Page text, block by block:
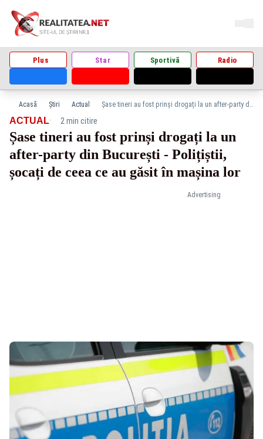
Plus Star Sportivă Radio
Acasă Știri Actual Șase tineri au fost prinși drogați la un after-party din București - Polițiștii, șocați de ceea ce au găsit în mașina lor
Advertising
ACTUAL· 2 min citire
Șase tineri au fost prinși drogați la un
after-party din București - Polițiștii,
șocați de ceea ce au găsit în mașina lor